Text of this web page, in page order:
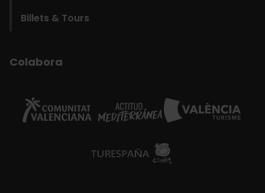
Billets & Tours
Colabora